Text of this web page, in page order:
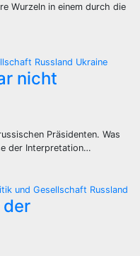
Wurzeln in einem durch die
Russland Ukraine
nicht
Präsidenten. Was
der Interpretation…
und Gesellschaft Russland
der